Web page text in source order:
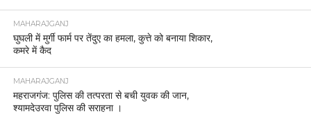
MAHARAJGANJ
घुघली में मुर्गी फार्म पर तेंदुए का हमला, कुत्ते को बनाया शिकार,
कमरे में कैद
MAHARAJGANJ
महराजगंज: पुलिस की तत्परता से बची युवक की जान,
श्यामदेउरवा पुलिस की सराहना ।